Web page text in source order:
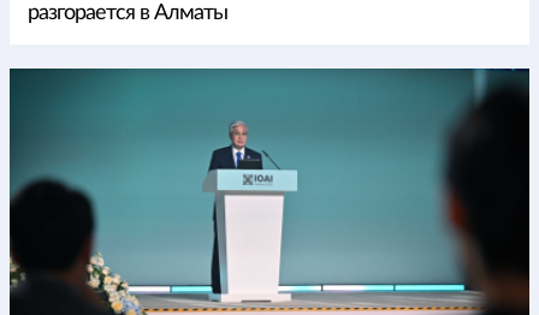
разгорается в Алматы